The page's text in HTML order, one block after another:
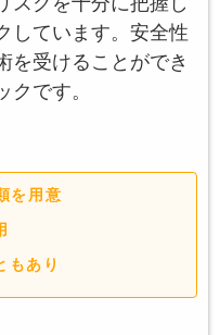
しています。安全性
を受けることができ
クです。
を用意
もあり